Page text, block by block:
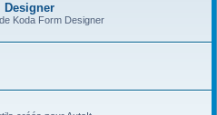
Designer
Koda Form Designer